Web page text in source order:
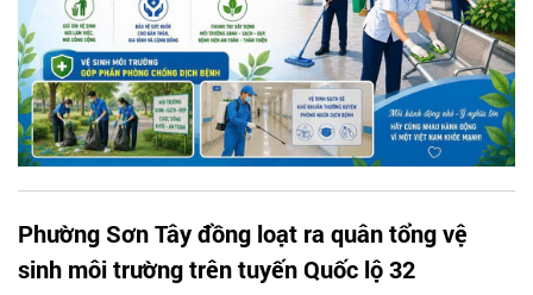
Phường Sơn Tây đồng loạt ra quân tổng vệ
sinh môi trường trên tuyến Quốc lộ 32